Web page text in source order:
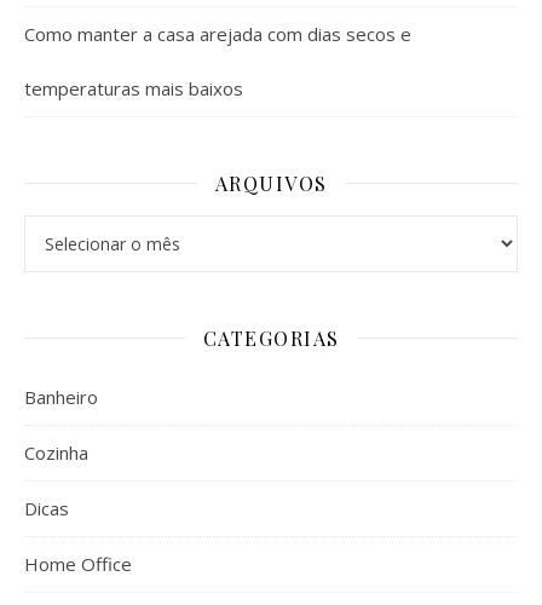
Como manter a casa arejada com dias secos e
temperaturas mais baixos
ARQUIVOS
CATEGORIAS
Banheiro
Cozinha
Dicas
Home Office